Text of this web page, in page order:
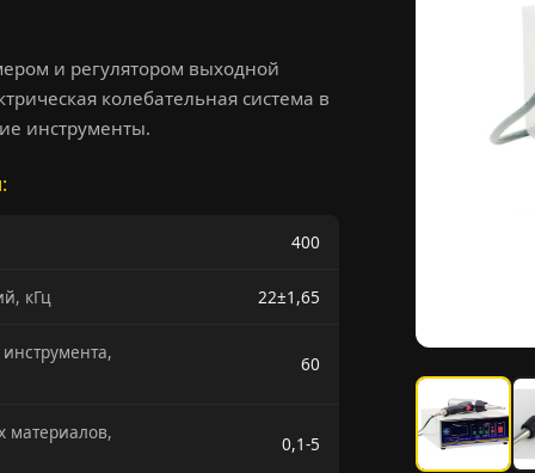
и регулятором выходной
колебательная система в
инструменты.
400
кГц 22±1,65
60
материалов,
0,1-5